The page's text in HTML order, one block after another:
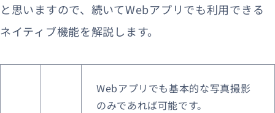
と思いますので、続いてWebアプリでも利用できる
ネイティブ機能を解説します。
Webアプリでも基本的な写真撮影
のみであれば可能です。